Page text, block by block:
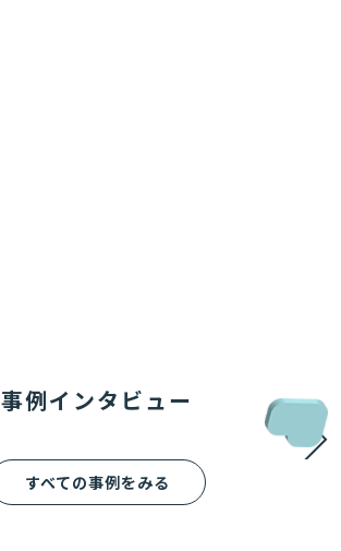
事例インタビュー
すべての事例をみる